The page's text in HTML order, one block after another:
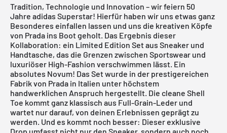
Tradition, Technologie und Innovation – wir feiern 50
Jahre adidas Superstar! Hierfür haben wir uns etwas ganz
Besonderes einfallen lassen und uns die kreativen Köpfe
von Prada ins Boot geholt. Das Ergebnis dieser
Kollaboration: ein Limited Edition Set aus Sneaker und
Handtasche, das die Grenzen zwischen Sportswear und
luxuriöser High-Fashion verschwimmen lässt. Ein
absolutes Novum! Das Set wurde in der prestigereichen
Fabrik von Prada in Italien unter höchstem
handwerklichen Anspruch hergestellt. Die cleane Shell
Toe kommt ganz klassisch aus Full-Grain-Leder und
wartet nur darauf, von deinen Erlebnissen geprägt zu
werden. Und es kommt noch besser: Dieser exklusive